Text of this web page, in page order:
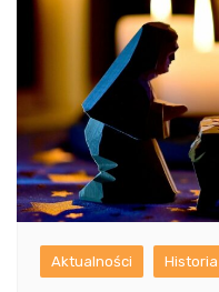
Aktualności Historia